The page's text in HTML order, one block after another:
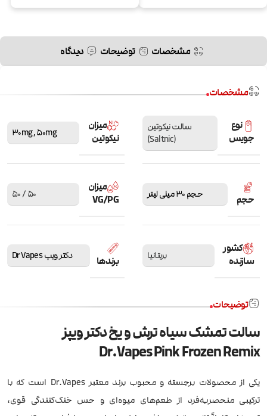
مشخصات توضیحات دیدگاه
مشخصات
نوع
جویس
سالت نیکوتین
(Saltnic)
میزان
نیکوتین
30mg,50mg
حجم حجم 30 میلی لیتر
میزان
VG/PG
50 / 50
کشور
سازنده
بریتانیا برندها دکتر ویپ Dr Vapes
توضیحات
سالت تمشک سیاه ترش و یخ دکتر ویپز
Dr.Vapes Pink Frozen Remix
یکی از محصولات برجسته و محبوب برند معتبر Dr.Vapes است که با
ترکیبی منحصربه‌فرد از طعم‌های میوه‌ای و حس خنک‌کنندگی قوی،